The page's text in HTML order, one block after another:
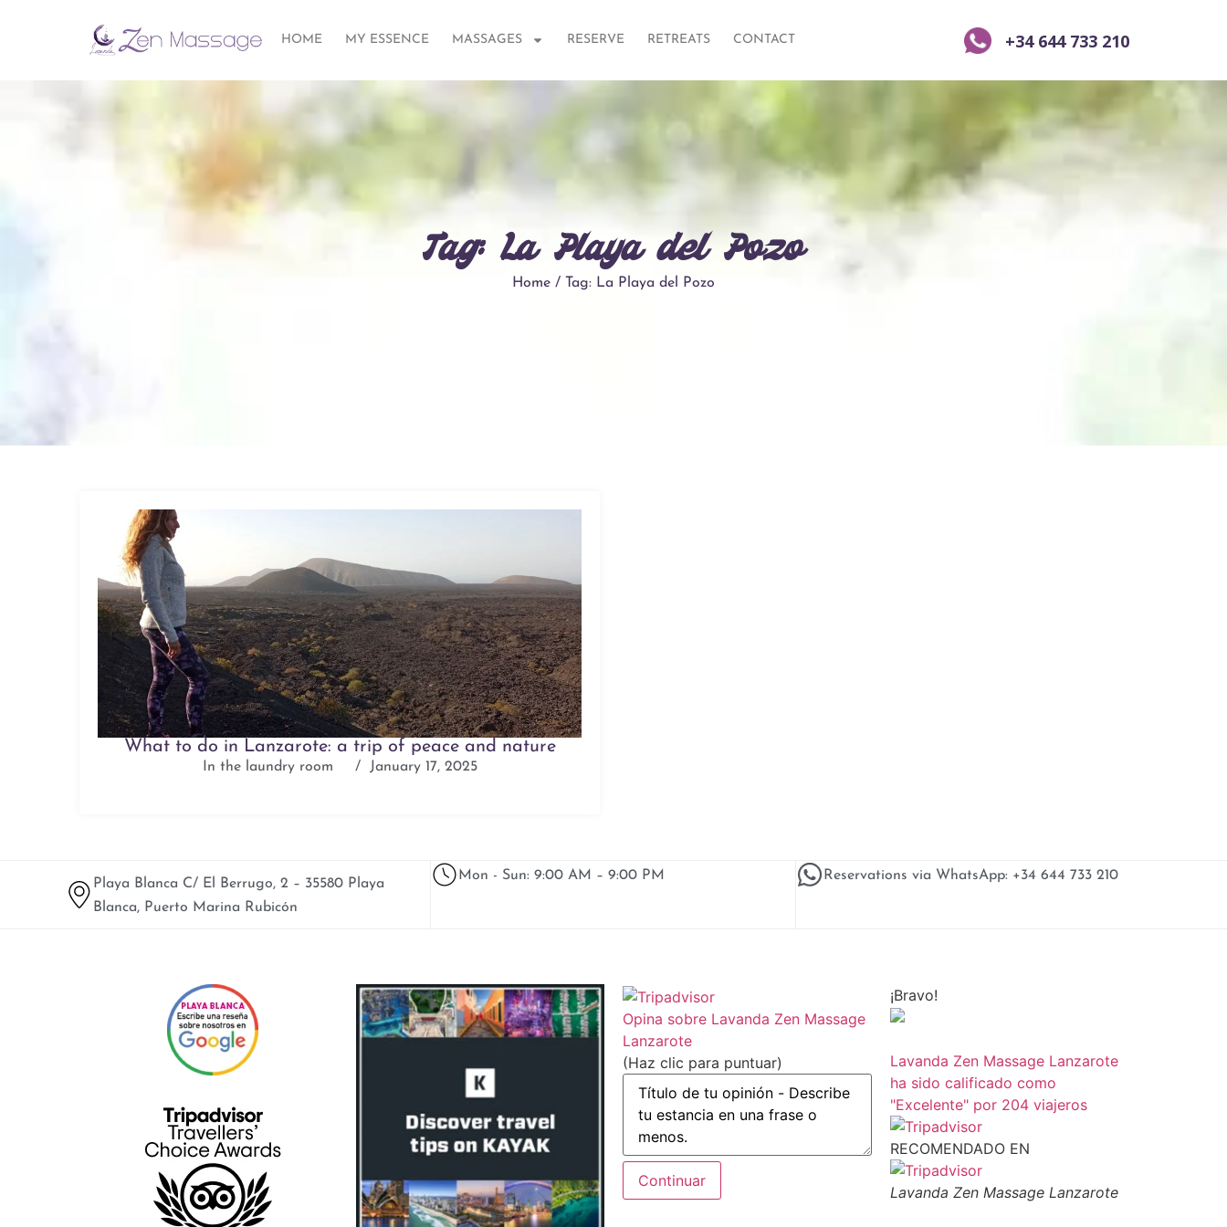
HOME MY ESSENCE MASSAGES RESERVE RETREATS CONTACT +34 644 733 210
Tag: La Playa del Pozo
Home / Tag: La Playa del Pozo
What to do in Lanzarote: a trip of peace and nature
In the laundry room / January 17, 2025
Playa Blanca C/ El Berrugo, 2 – 35580 Playa
Blanca, Puerto Marina Rubicón
Mon - Sun: 9:00 AM – 9:00 PM Reservations via WhatsApp: +34 644 733 210
Opina sobre Lavanda Zen Massage
Lanzarote
(Haz clic para puntuar)
¡Bravo!
Lavanda Zen Massage Lanzarote
ha sido calificado como
"Excelente" por 204 viajeros
RECOMENDADO EN
Lavanda Zen Massage Lanzarote